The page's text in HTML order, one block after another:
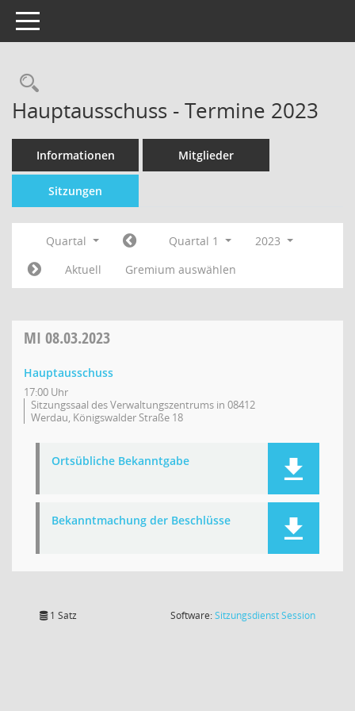
Toggle navigation
Hauptausschuss - Termine 2023
Informationen Mitglieder
Sitzungen
Quartal Quartal 1
2023
Aktuell
Gremium auswählen
MI 08.03.2023
Hauptausschuss
17:00 Uhr
Sitzungssaal des Verwaltungszentrums in 08412
Werdau, Königswalder Straße 18
Ortsübliche Bekanntgabe
Bekanntmachung der Beschlüsse
1 Satz Software:SitzungsdienstSession(Wird in